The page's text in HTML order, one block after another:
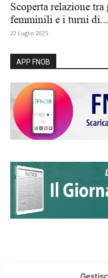
Scoperta relazione
femminili e i turni di...
22 Luglio 2025
APP FNOB